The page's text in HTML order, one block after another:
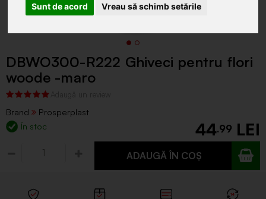
Sunt de acord Vreau să schimb setările
DBWO300-R222 Ghiveci pentru flori
woode -maro
Brand
Prosperplast
În stoc
44.99
ADAUGĂ ÎN COȘ